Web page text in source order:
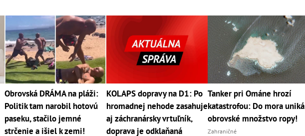
Obrovská DRÁMA na pláži:
Politik tam narobil hotovú
paseku, stačilo jemné
strčenie a išiel k zemi!
KOLAPS dopravy na D1: Po
hromadnej nehode zasahuje
aj záchranársky vrtuľník,
doprava je odklaňaná
Tanker pri Ománe hrozí
katastrofou: Do mora uniká
obrovské množstvo ropy!
Zahraničné